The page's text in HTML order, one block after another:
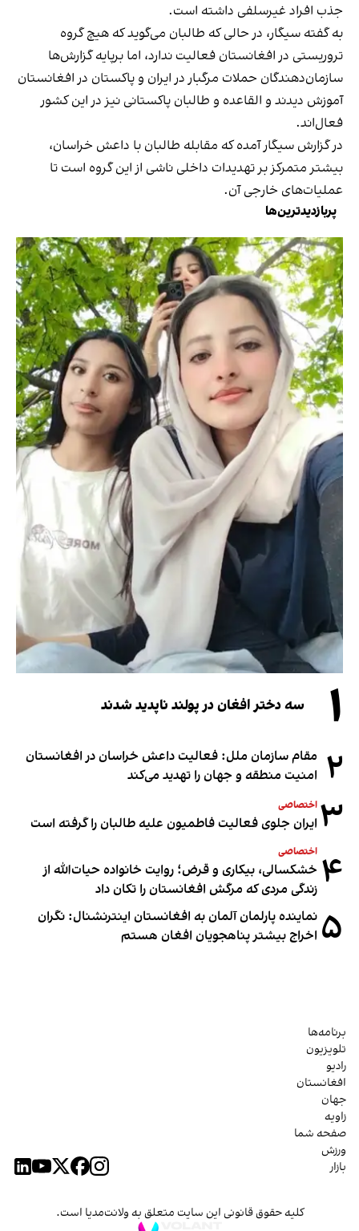
جذب افراد غیرسلفی داشته است.
به گفته سیگار، در حالی که طالبان می‌گوید که هیچ گروه
تروریستی در افغانستان فعالیت ندارد، اما برپایه گزارش‌ها
سازمان‌دهندگان حملات مرگبار در ایران و پاکستان در افغانستان
آموزش دیدند و القاعده و طالبان پاکستانی نیز در این کشور
فعال‌اند.
در گزارش سیگار آمده که مقابله طالبان با داعش خراسان،
بیشتر متمرکز بر تهدیدات داخلی ناشی از این گروه است تا
عملیات‌های خارجی آن.
پربازدیدترین‌ها
۱ سه دختر افغان در پولند ناپدید شدند
۲ مقام سازمان ملل: فعالیت داعش خراسان در افغانستان
امنیت منطقه و جهان را تهدید می‌کند
۳ اختصاصی
ایران جلوی فعالیت فاطمیون علیه طالبان را گرفته است
۴ اختصاصی
خشکسالی، بیکاری و قرض؛ روایت خانواده حیات‌الله از
زندگی مردی که مرگش افغانستان را تکان داد
۵ نماینده پارلمان آلمان به افغانستان اینترنشنال: نگران
اخراج بیشتر پناهجویان افغان هستم
برنامه‌ها
تلویزیون
رادیو
افغانستان
جهان
زاویه
صفحه شما
ورزش
بازار
کلیه حقوق قانونی این سایت متعلق به ولانت‌مدیا است.